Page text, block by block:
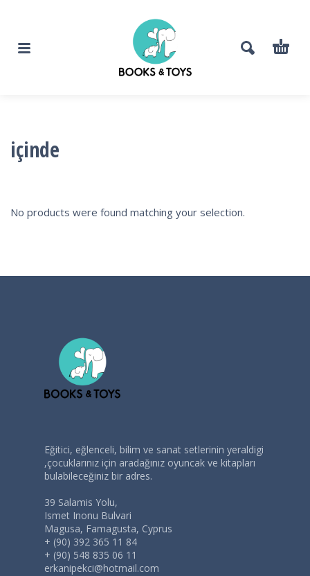
içinde
No products were found matching your selection.
Eğitici, eğlenceli, bilim ve sanat setlerinin yeraldigi
,çocuklarınız için aradağınız oyuncak ve kitapları
bulabileceğiniz bir adres.
39 Salamis Yolu,
Ismet Inonu Bulvari
Magusa, Famagusta, Cyprus
+ (90) 392 365 11 84
+ (90) 548 835 06 11
erkanipekci@hotmail.com